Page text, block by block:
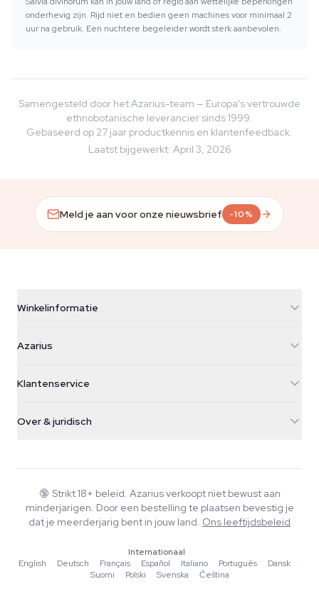
onderhevig zijn. Rijd niet en bedien geen machines voor minimaal 2
uur na gebruik. Een nuchtere begeleider wordt sterk aanbevolen.
Samengesteld door het Azarius-team — Europa's vertrouwde
ethnobotanische leverancier sinds 1999.
Gebaseerd op 27 jaar productkennis en klantenfeedback.
Laatst bijgewerkt: April 3, 2026
Meld je aan voor onze nieuwsbrief -10%
Winkelinformatie
Galvaniweg 11
Nederland
+31(0)204897914
Azarius
Smokeshop
Klantenservice
Retourbeleid
Veelgestelde vragen
Privacybeleid
Over & juridisch
Wiki
Muziek
Redactionele normen
Tools & Calculators
🔞 Strikt 18+ beleid. Azarius verkoopt niet bewust aan
minderjarigen. Door een bestelling te plaatsen bevestig je
dat je meerderjarig bent in jouw land. Ons leeftijdsbeleid
Internationaal
English
·Deutsch ·Français ·Español ·Italiano ·Português ·Dansk
·
Suomi
·Polski ·Svenska ·Čeština